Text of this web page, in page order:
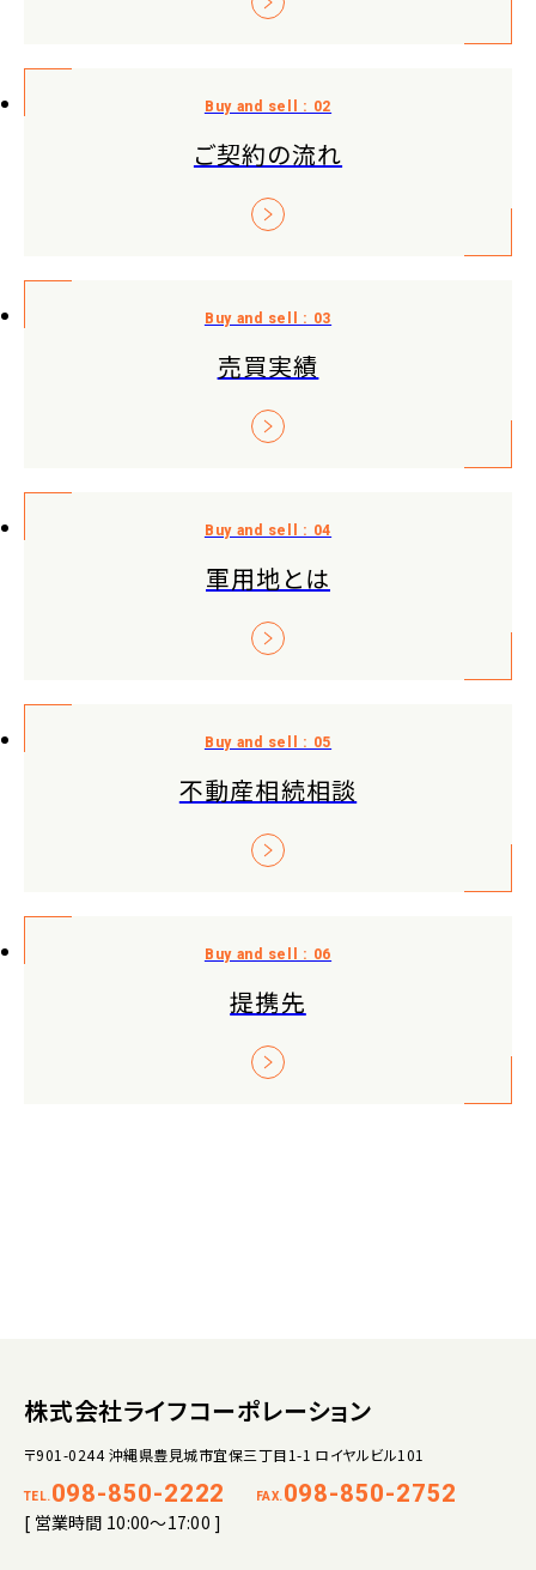
ご契約の流れ
売買実績
軍用地とは
不動産相続相談
提携先
株式会社ライフコーポレーション
〒901-0244 沖縄県豊見城市宜保三丁目1-1 ロイヤルビル101
TEL. 098-850-2222 FAX. 098-850-2752
[ 営業時間 10:00～17:00 ]